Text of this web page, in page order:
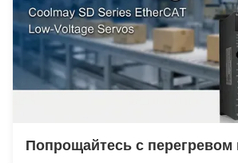
Попрощайтесь с перегревом